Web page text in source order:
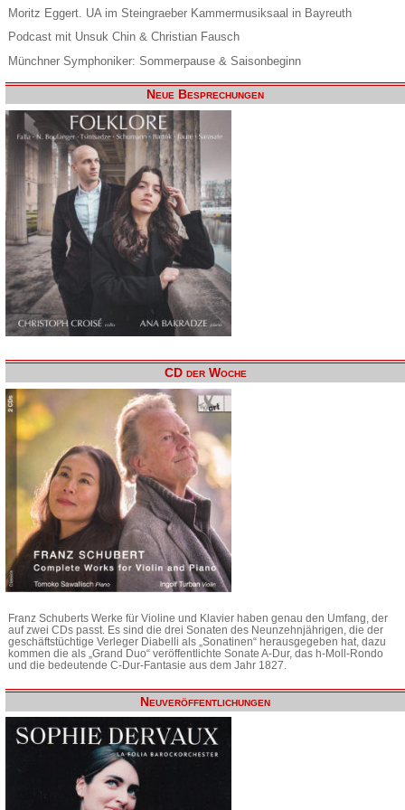
Moritz Eggert. UA im Steingraeber Kammermusiksaal in Bayreuth
Podcast mit Unsuk Chin & Christian Fausch
Münchner Symphoniker: Sommerpause & Saisonbeginn
Neue Besprechungen
CD der Woche
Franz Schuberts Werke für Violine und Klavier haben genau den Umfang, der
auf zwei CDs passt. Es sind die drei Sonaten des Neunzehnjährigen, die der
geschäftstüchtige Verleger Diabelli als „Sonatinen“ herausgegeben hat, dazu
kommen die als „Grand Duo“ veröffentlichte Sonate A-Dur, das h-Moll-Rondo
und die bedeutende C-Dur-Fantasie aus dem Jahr 1827.
Neuveröffentlichungen